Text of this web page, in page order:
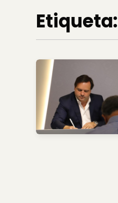
Etiqueta: